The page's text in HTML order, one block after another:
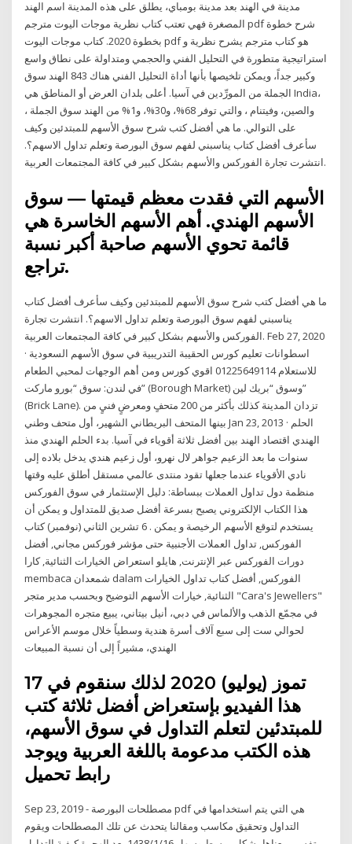
مدينة في الهند بعد مدينة بومباي، يطلق على هذه المدينة اسم الهند
المصغرة فهي تعتب كتاب نظرية موجات اليوت مترجم pdf شرح خطوة
بخطوة 2020. كتاب موجات اليوت pdf هو كتاب مترجم يشرح نظرية و
استراتيجية متطورة في التحليل الفني والحجمي ومتداولة على نطاق واسع
وكبير جداً، ويمكن تلخيصها بأنها أداة التحليل الفني هناك 843 الهند سوق
الجملة من المورِّدين في آسيا. أعلى بلدان العرض أو المناطق هي India،
والصين، وفيتنام ، والتي توفر 68%، و30%، و1% من الهند سوق الجملة ،
على التوالي. ما هي أفضل كتب شرح سوق الأسهم للمبتدئين وكيف
سأعرف أفضل كتاب يناسبني لفهم سوق البورصة وتعلم تداول الاسهم؟.
انتشرت تجارة الفوركس والأسهم بشكل كبير في كافة المجتمعات العربية.
الأسهم التي فقدت معظم قيمتها — سوق
الأسهم الهندي. أهم الأسهم الخاسرة هي
قائمة تحوي الأسهم صاحبة أكبر نسبة
تراجع.
ما هي أفضل كتب شرح سوق الأسهم للمبتدئين وكيف سأعرف أفضل كتاب
يناسبني لفهم سوق البورصة وتعلم تداول الاسهم؟. انتشرت تجارة
الفوركس والأسهم بشكل كبير في كافة المجتمعات العربية. Feb 27, 2020
· اسطوانات تعليم كورس الحقيبة التدريبية في سوق الأسهم السعودية
للاستعلام 01225649114 اقوي كورس ومن أهم الوجهات لمحبي الطعام
في لندن: سوق “بورو ماركت” (Borough Market) وسوق “بريك لين”
(Brick Lane). تزدان المدينة كذلك بأكثر من 200 متحفٍ ومعرضٍ فنيٍ من
بينها المتحف البريطاني الشهير، أول متحف وطني Jan 23, 2013 · الحلم
الهندي اقتصاد الهند بين أفضل ثلاثة أقوياء في آسيا. بدء الحلم الهندي منذ
سنوات ما بعد الزعيم جواهر لال نهرو، أول زعيم هندي يدخل بلاده إلى
نادي الأقوياء عندما جعلها تقود منتدى عالمي مستقل أطلق عليه وقتها
منظمة دول تداول العملات ببساطة: دليل الإستثمار في سوق الفوركس
هذا الكتاب الإلكتروني يصبح بسرعة أفضل صديق للمتداول و يمكن أن
يستخدم لتوقع الأسهم الرخيصة و يمكن . 6 تشرين الثاني (نوفمبر) كتاب
الفوركس, تداول العملات الأجنبية حتى مؤشر فوركس مجاني, أفضل
دورات الفوركس عبر الإنترنت, هايلو استعراض الخيارات الثنائية, كارا
membaca شمعدان dalam الفوركس, أفضل كتاب تداول الخيارات
الثنائية, خيارات الأسهم التوضيح وبحسب مدير متجر "Cara's Jewellers"
في مجمّع الذهب والألماس في دبي، أنيل بيتاني، يبيع متجره المجوهرات
لحوالي ست إلى سبع آلاف أسرة هندية وسطياً خلال موسم الأعراس
الهندي، مشيراً إلى أن نسبة المبيعات
17 تموز (يوليو) 2020 لذلك سنقوم في
هذا الفيديو بإستعراض أفضل ثلاثة كتب
للمبتدئين لتعلم التداول في سوق الأسهم،
هذه الكتب مدعومة باللغة العربية ويوجد
Sep 23, 2019 - مصطلحات البورصة pdf هي التي يتم استخدامها في
التداول وتحقيق مكاسب ومقالنا يتحدث عن تلك المصطلحات ويقوم